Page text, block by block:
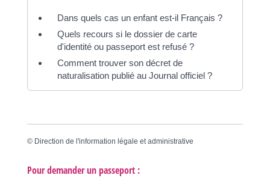
Dans quels cas un enfant est-il Français ?
Quels recours si le dossier de carte
d'identité ou passeport est refusé ?
Comment trouver son décret de
naturalisation publié au Journal officiel ?
© Direction de l'information légale et administrative
Pour demander un passeport :